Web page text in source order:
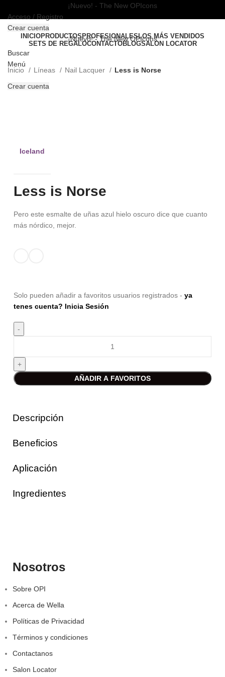
¡Nuevo! - The New OPIcons
Acceso / Registro
Crear cuenta
¡Nuevo! - The New OPIcons
INICIOPRODUCTOSPROFESIONALESLOS MÁS VENDIDOS
SETS DE REGALOCONTACTOBLOGSALON LOCATOR
Buscar
Menú
Crear cuenta
Inicio Líneas Nail Lacquer Less is Norse
Iceland
Less is Norse
Pero este esmalte de uñas azul hielo oscuro dice que cuanto
más nórdico, mejor.
Solo pueden añadir a favoritos usuarios registrados - ya
tenes cuenta? Inicia Sesión
AÑADIR A FAVORITOS
Descripción
Beneficios
Aplicación
Ingredientes
Nosotros
Sobre OPI
Acerca de Wella
Políticas de Privacidad
Términos y condiciones
Contactanos
Salon Locator